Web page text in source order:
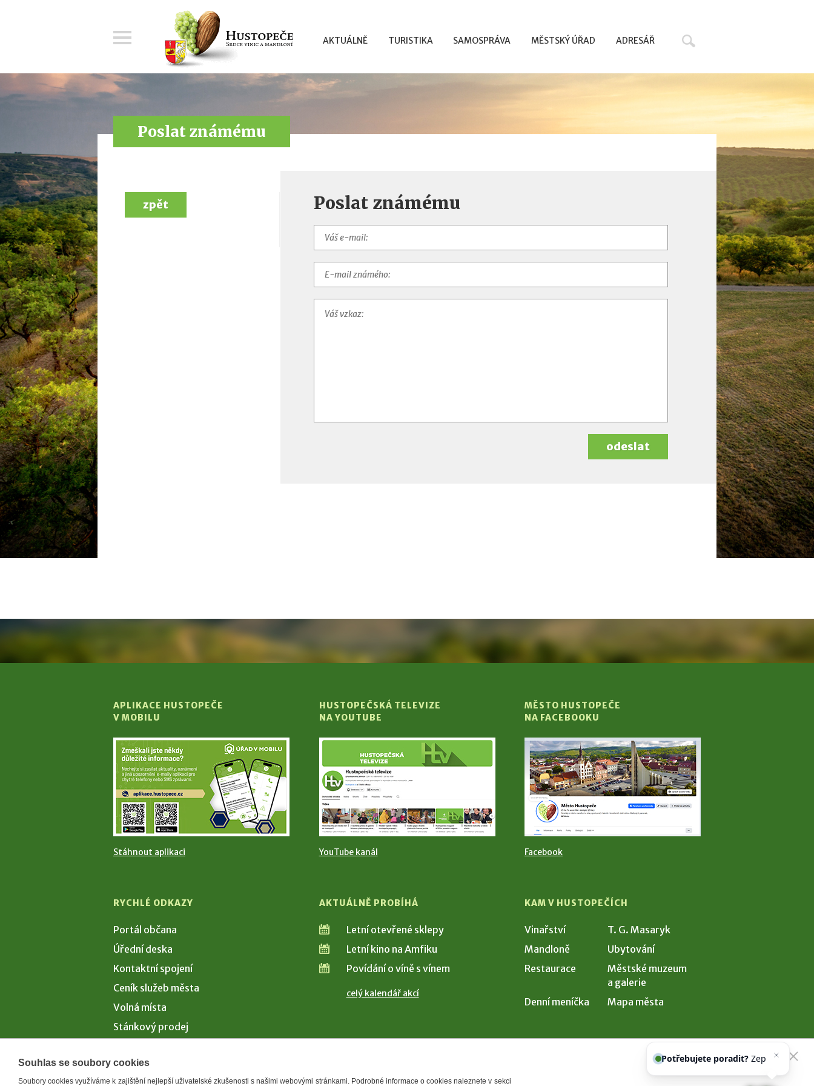
AKTUÁLNĚ TURISTIKA SAMOSPRÁVA MĚSTSKÝ ÚŘAD ADRESÁŘ
Poslat známému
Poslat známému
odeslat
zpět
APLIKACE HUSTOPEČE
V MOBILU
Stáhnout aplikaci
HUSTOPEČSKÁ TELEVIZE
NA YOUTUBE
YouTube kanál
MĚSTO HUSTOPEČE
NA FACEBOOKU
Facebook
RYCHLÉ ODKAZY
Portál občana
Úřední deska
Kontaktní spojení
Ceník služeb města
Volná místa
Stánkový prodej
AKTUÁLNĚ PROBÍHÁ
Letní otevřené sklepy
Letní kino na Amfiku
Povídání o víně s vínem
celý kalendář akcí
KAM V HUSTOPEČÍCH
Vinařství
T. G. Masaryk
Mandloně
Ubytování
Restaurace
Městské muzeum
a galerie
Denní meníčka
Mapa města
Souhlas se soubory cookies
Soubory cookies využíváme k zajištění nejlepší uživatelské zkušenosti s našimi webovými stránkami. Podrobné informace o cookies naleznete v sekci
našeho asiste